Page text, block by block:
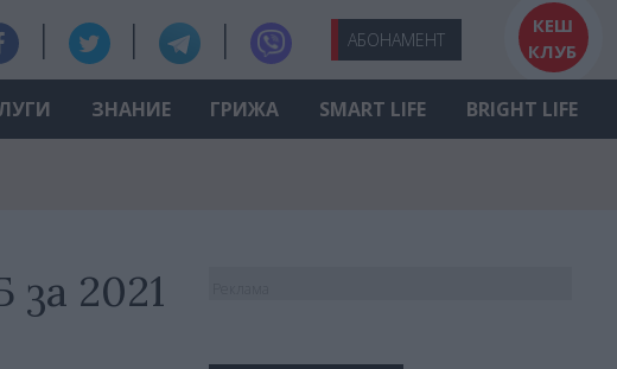
АБОНАМЕНТ
КЕШ
КЛУБ
ЗНАНИЕ ГРИЖА SMART LIFE BRIGHT LIFE
2021